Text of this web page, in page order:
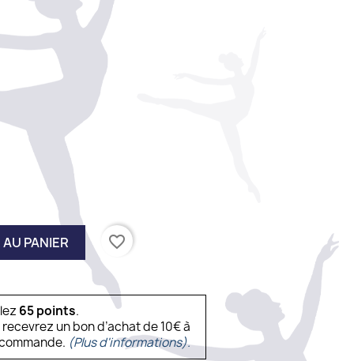
PANIER favorite_border
65points.
un bon d’achat de 10€ à
(Plus d'informations).